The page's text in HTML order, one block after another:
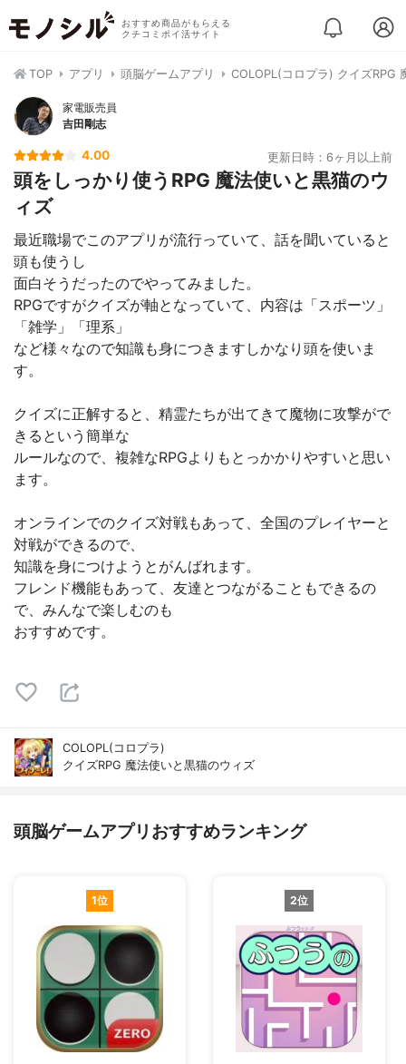
おすすめ商品がもらえる
クチコミポイ活サイト
TOP アプリ 頭脳ゲームアプリ COLOPL(コロプラ) クイズRPG
家電販売員
吉田剛志
4.00 更新日時：6ヶ月以上前
頭をしっかり使うRPG 魔法使いと黒猫のウ
ィズ
最近職場でこのアプリが流行っていて、話を聞いていると
頭も使うし
面白そうだったのでやってみました。
RPGですがクイズが軸となっていて、内容は「スポーツ」
「雑学」「理系」
など様々なので知識も身につきますしかなり頭を使いま
す。
クイズに正解すると、精霊たちが出てきて魔物に攻撃がで
きるという簡単な
ルールなので、複雑なRPGよりもとっかかりやすいと思い
ます。
オンラインでのクイズ対戦もあって、全国のプレイヤーと
対戦ができるので、
知識を身につけようとがんばれます。
フレンド機能もあって、友達とつながることもできるの
で、みんなで楽しむのも
おすすめです。
COLOPL(コロプラ)
クイズRPG 魔法使いと黒猫のウィズ
頭脳ゲームアプリおすすめランキング
1位 2位